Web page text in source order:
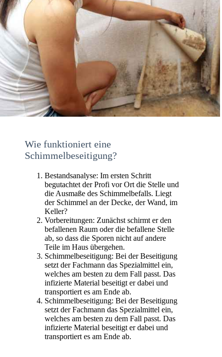
Wie funktioniert eine
Schimmelbeseitigung?
Bestandsanalyse: Im ersten Schritt
begutachtet der Profi vor Ort die Stelle und
die Ausmaße des Schimmelbefalls. Liegt
der Schimmel an der Decke, der Wand, im
Keller?
Vorbereitungen: Zunächst schirmt er den
befallenen Raum oder die befallene Stelle
ab, so dass die Sporen nicht auf andere
Teile im Haus übergehen.
Schimmelbeseitigung: Bei der Beseitigung
setzt der Fachmann das Spezialmittel ein,
welches am besten zu dem Fall passt. Das
infizierte Material beseitigt er dabei und
transportiert es am Ende ab.
Schimmelbeseitigung: Bei der Beseitigung
setzt der Fachmann das Spezialmittel ein,
welches am besten zu dem Fall passt. Das
infizierte Material beseitigt er dabei und
transportiert es am Ende ab.